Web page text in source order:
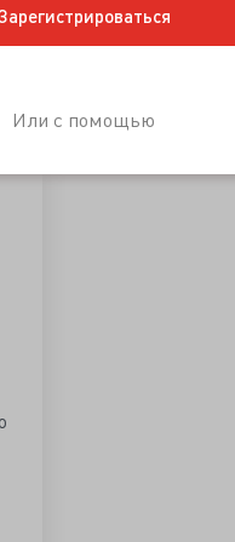
Или с помощью